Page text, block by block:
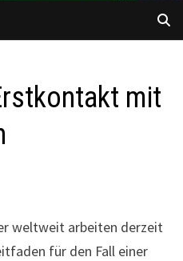
mit
weltweit arbeiten derzeit
für den Fall einer